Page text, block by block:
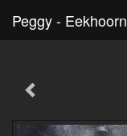
Peggy - Eekhoorn